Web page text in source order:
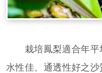
栽培鳳梨適合年平
水性佳、通透性好之